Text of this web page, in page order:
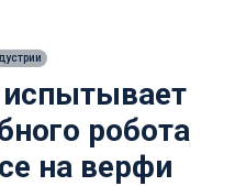
испытывает
робота
на верфи